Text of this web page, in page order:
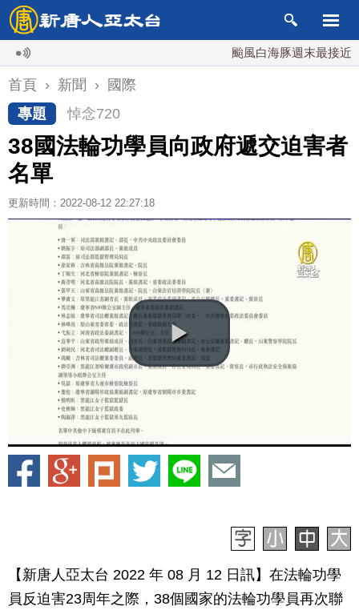
颱風白海豚週末最接近台灣
首頁 › 新聞 ›
國際
專題
悼念720
38國法輪功學員向政府遞交迫害者
名單
更新時間：2022-08-12 22:27:18
【新唐人亞太台 2022 年 08 月 12 日訊】在法輪功學
員反迫害23周年之際，38個國家的法輪功學員再次聯